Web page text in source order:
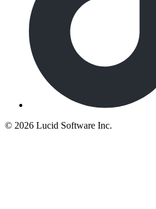
© 2026 Lucid Software Inc.